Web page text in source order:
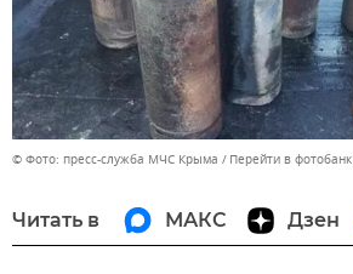
© Фото: пресс-служба МЧС Крыма Перейти в фотобанк
Читать в МАКС Дзен